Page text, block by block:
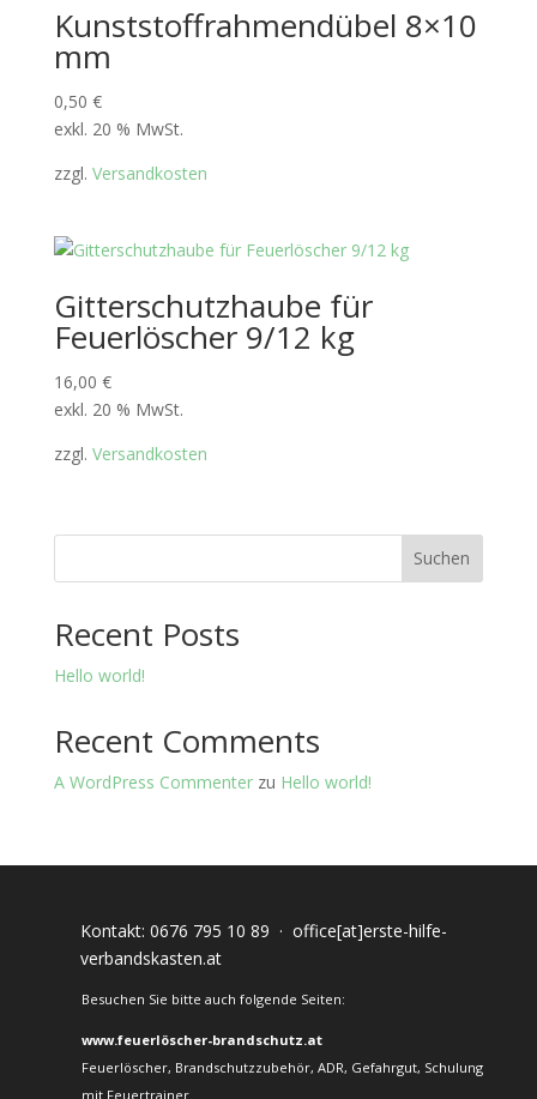
Kunststoffrahmendübel 8×10
mm
0,50 €
exkl. 20 % MwSt.
zzgl. Versandkosten
Gitterschutzhaube für
Feuerlöscher 9/12 kg
16,00 €
exkl. 20 % MwSt.
zzgl. Versandkosten
Suchen
Recent Posts
Hello world!
Recent Comments
A WordPress Commenterzu Hello world!
Kontakt: 0676 795 10 89 · office[at]erste-hilfe-
verbandskasten.at
Besuchen Sie bitte auch folgende Seiten:
www.feuerlöscher-brandschutz.at
Feuerlöscher, Brandschutzzubehör, ADR, Gefahrgut, Schulung
mit Feuertrainer